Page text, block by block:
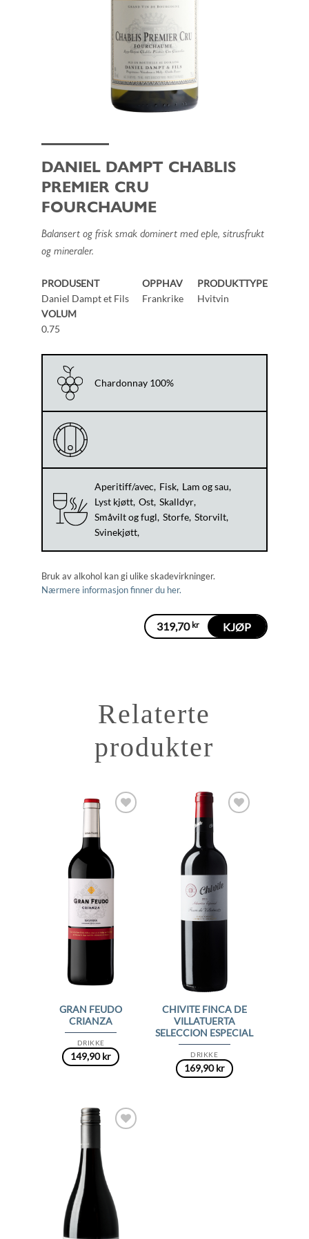
DANIEL DAMPT CHABLIS
PREMIER CRU
FOURCHAUME
Balansert og frisk smak dominert med eple, sitrusfrukt
og mineraler.
PRODUSENT
Daniel Dampt et Fils
OPPHAV
Frankrike
PRODUKTTYPE
Hvitvin
VOLUM
0.75
Chardonnay 100%
Aperitiff/avec Fisk Lam og sau
Lyst kjøtt Ost Skalldyr
Småvilt og fugl Storfe Storvilt
Svinekjøtt
Bruk av alkohol kan gi ulike skadevirkninger.
Nærmere informasjon finner du her.
319,70 kr KJØP
Relaterte
produkter
DRIKKE
GRAN FEUDO
CRIANZA
149,90kr DRIKKE
CHIVITE FINCA DE
VILLATUERTA
SELECCION ESPECIAL
169,90kr